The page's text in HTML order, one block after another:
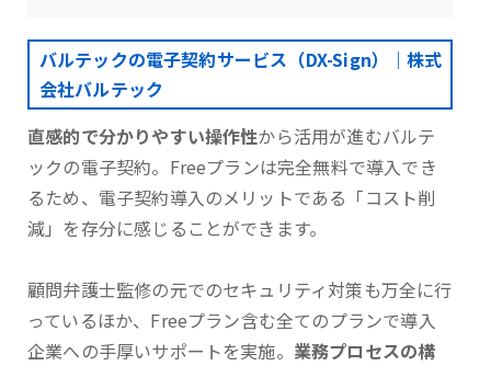
バルテックの電子契約サービス（DX-Sign）｜株式
会社バルテック
直感的で分かりやすい操作性から活用が進むバルテ
ックの電子契約。Freeプランは完全無料で導入でき
るため、電子契約導入のメリットである「コスト削
減」を存分に感じることができます。
顧問弁護士監修の元でのセキュリティ対策も万全に行
っているほか、Freeプラン含む全てのプランで導入
企業への手厚いサポートを実施。 業務プロセスの構